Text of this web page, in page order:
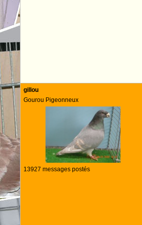
gillou
Gourou Pigeonneux
13927 messages postés